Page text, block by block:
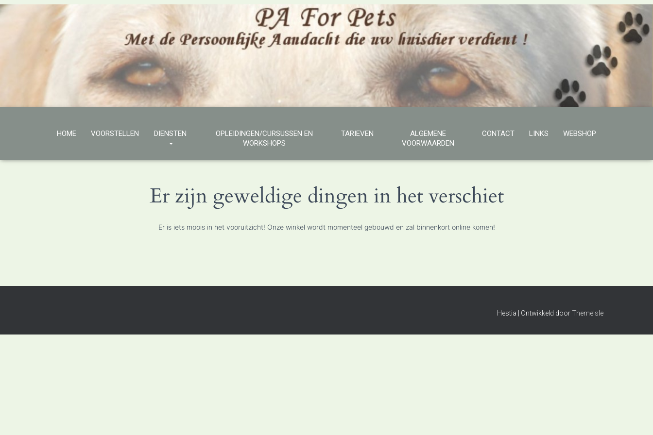
HOME VOORSTELLEN DIENSTEN
OPLEIDINGEN/CURSUSSEN EN
WORKSHOPS
TARIEVEN
ALGEMENE
VOORWAARDEN
CONTACT LINKS WEBSHOP
Er zijn geweldige dingen in het verschiet
Er is iets moois in het vooruitzicht! Onze winkel wordt momenteel gebouwd en zal binnenkort online komen!
Hestia | Ontwikkeld doorThemeIsle